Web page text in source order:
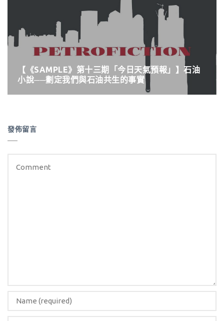
【《SAMPLE》第十三期「今日天氣預報」】石油
小說──劃定我們與石油共生的事實
發佈留言